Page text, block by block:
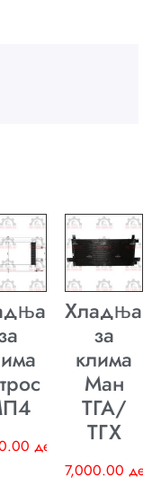
ден
Хладњак
за
клима
Ман
ТГА/
ТГХ
7,000.00 ден